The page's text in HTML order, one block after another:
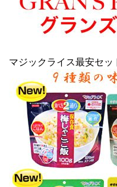
マジックライス最安セッ